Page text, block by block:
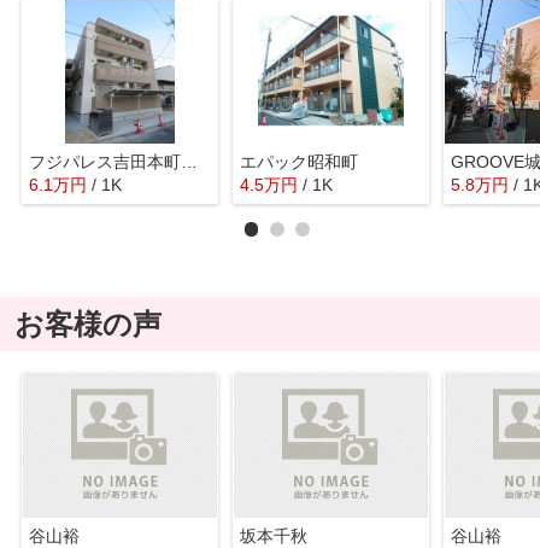
フジパレス吉田本町Ⅲ番館
6.1万円 / 1K
エパック昭和町
4.5万円 / 1K
GROOVE
5.8万円 /
お客様の声
谷山裕 坂本千秋 谷山裕